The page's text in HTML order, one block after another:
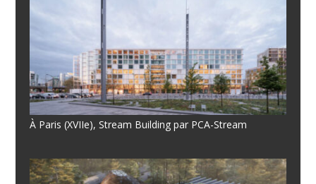
À Paris (XVIIe), Stream Building par PCA-Stream